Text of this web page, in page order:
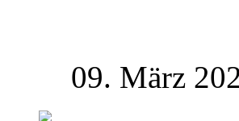
09. März